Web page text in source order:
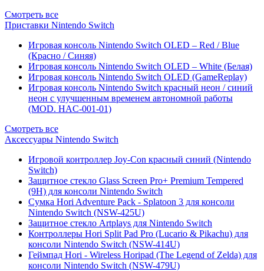
Смотреть все
Приставки Nintendo Switch
Игровая консоль Nintendo Switch OLED – Red / Blue
(Красно / Синяя)
Игровая консоль Nintendo Switch OLED – White (Белая)
Игровая консоль Nintendo Switch OLED (GameReplay)
Игровая консоль Nintendo Switch красный неон / синий
неон с улучшенным временем автономной работы
(MOD. HAC-001-01)
Смотреть все
Аксессуары Nintendo Switch
Игровой контроллер Joy-Con красный синий (Nintendo
Switch)
Защитное стекло Glass Screen Pro+ Premium Tempered
(9H) для консоли Nintendo Switch
Сумка Hori Adventure Pack - Splatoon 3 для консоли
Nintendo Switch (NSW-425U)
Защитное стекло Artplays для Nintendo Switch
Контроллеры Hori Split Pad Pro (Lucario & Pikachu) для
консоли Nintendo Switch (NSW-414U)
Геймпад Hori - Wireless Horipad (The Legend of Zelda) для
консоли Nintendo Switch (NSW-479U)